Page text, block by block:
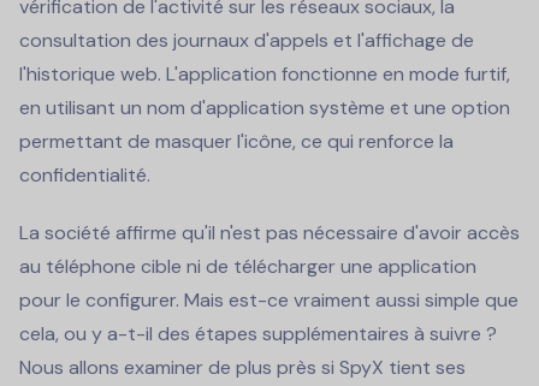
vérification de l'activité sur les réseaux sociaux, la
consultation des journaux d'appels et l'affichage de
l'historique web. L'application fonctionne en mode furtif,
en utilisant un nom d'application système et une option
permettant de masquer l'icône, ce qui renforce la
confidentialité.
La société affirme qu'il n'est pas nécessaire d'avoir accès
au téléphone cible ni de télécharger une application
pour le configurer. Mais est-ce vraiment aussi simple que
cela, ou y a-t-il des étapes supplémentaires à suivre ?
Nous allons examiner de plus près si SpyX tient ses